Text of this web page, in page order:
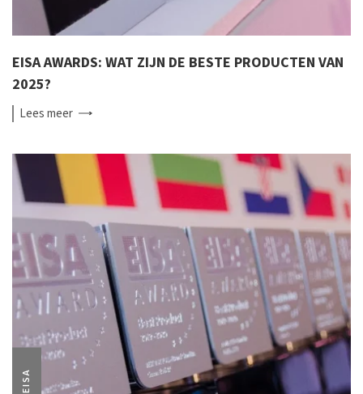
EISA AWARDS: WAT ZIJN DE BESTE PRODUCTEN VAN
2025?
Leesmeer
EISA